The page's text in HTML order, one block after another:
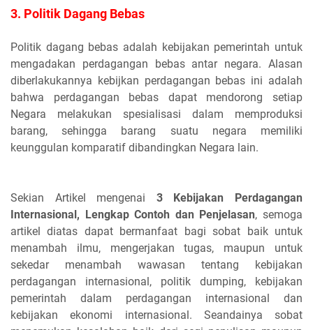
3. Politik Dagang Bebas
Politik dagang bebas adalah kebijakan pemerintah untuk
mengadakan perdagangan bebas antar negara. Alasan
diberlakukannya kebijkan perdagangan bebas ini adalah
bahwa perdagangan bebas dapat mendorong setiap
Negara melakukan spesialisasi dalam memproduksi
barang, sehingga barang suatu negara memiliki
keunggulan komparatif dibandingkan Negara lain.
Sekian Artikel mengenai 3 Kebijakan Perdagangan
Internasional, Lengkap Contoh dan Penjelasan, semoga
artikel diatas dapat bermanfaat bagi sobat baik untuk
menambah ilmu, mengerjakan tugas, maupun untuk
sekedar menambah wawasan tentang kebijakan
perdagangan internasional, politik dumping, kebijakan
pemerintah dalam perdagangan internasional dan
kebijakan ekonomi internasional. Seandainya sobat